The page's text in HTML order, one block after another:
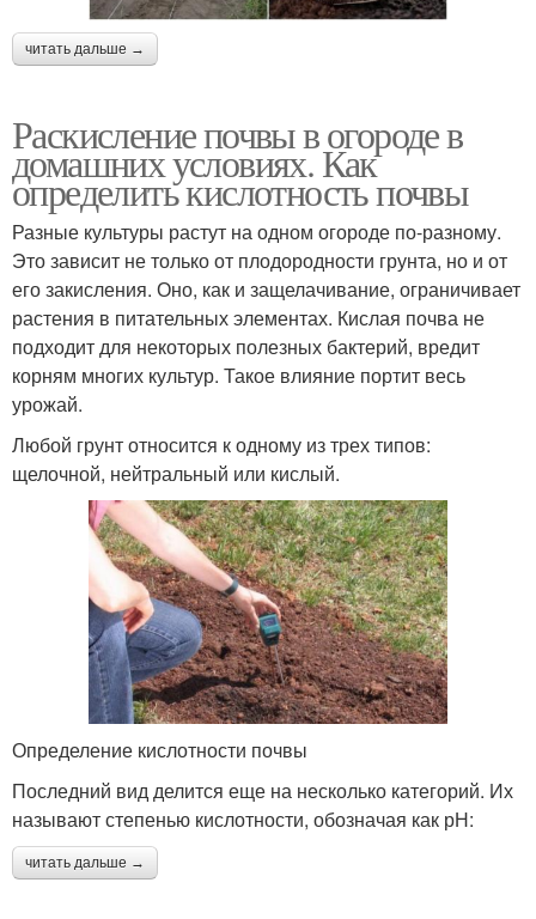
читать дальше →
Раскисление почвы в огороде в
домашних условиях. Как
определить кислотность почвы
Разные культуры растут на одном огороде по-разному.
Это зависит не только от плодородности грунта, но и от
его закисления. Оно, как и защелачивание, ограничивает
растения в питательных элементах. Кислая почва не
подходит для некоторых полезных бактерий, вредит
корням многих культур. Такое влияние портит весь
урожай.
Любой грунт относится к одному из трех типов:
щелочной, нейтральный или кислый.
Определение кислотности почвы
Последний вид делится еще на несколько категорий. Их
называют степенью кислотности, обозначая как рН:
читать дальше →